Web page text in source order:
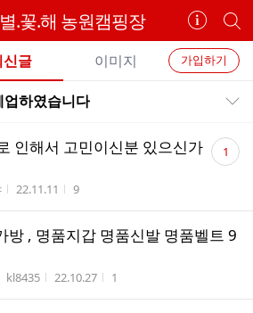
.꽃.해 농원캠핑장
카
페
정
보
개
별
카
페
검
가입하기
신글 이미지
업하였습니다
인해서 고민이신분 있으신가
작성시간
22.11.11 조회수
9
댓
글 1
방 , 명품지갑 명품신발 명품벨트 9
작성자
kl8435 작성시간
22.10.27 조회수
1